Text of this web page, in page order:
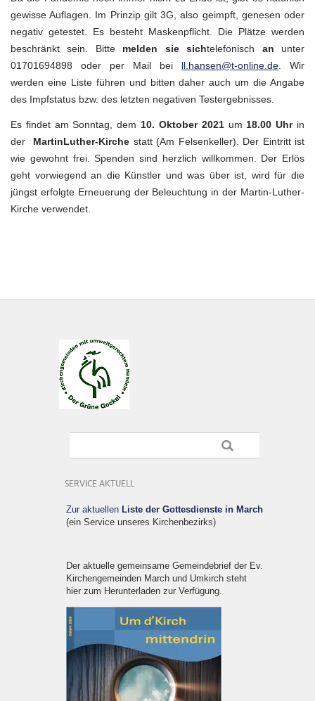
gewisse Auflagen. Im Prinzip gilt 3G, also geimpft, genesen oder
negativ getestet. Es besteht Maskenpflicht. Die Plätze werden
beschränkt sein. Bitte melden sie sichtelefonisch an unter
01701694898 oder per Mail bei ll.hansen@t-online.de . Wir
werden eine Liste führen und bitten daher auch um die Angabe
des Impfstatus bzw. des letzten negativen Testergebnisses.
Es findet am Sonntag, dem 10. Oktober 2021um 18.00 Uhr in
der
MartinLuther-Kirche statt (Am Felsenkeller). Der Eintritt ist
wie gewohnt frei. Spenden sind herzlich willkommen. Der Erlös
geht vorwiegend an die Künstler und was über ist, wird für die
jüngst erfolgte Erneuerung der Beleuchtung in der Martin-Luther-
Kirche verwendet.
SERVICE AKTUELL
Zur aktuellen Liste der Gottesdienste in March
(ein Service unseres Kirchenbezirks)
Der aktuelle gemeinsame Gemeindebrief der Ev.
Kirchengemeinden March und Umkirch steht
hier zum Herunterladen zur Verfügung.